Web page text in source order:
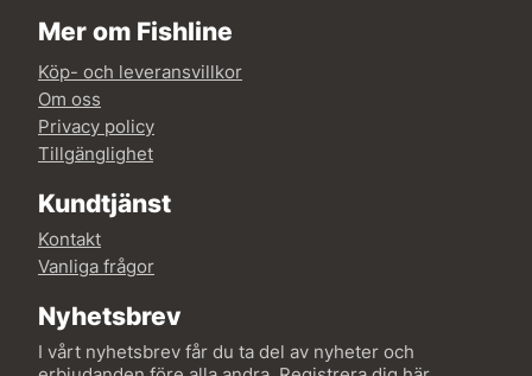
Mer om Fishline
Köp- och leveransvillkor
Om oss
Privacy policy
Tillgänglighet
Kundtjänst
Kontakt
Vanliga frågor
Nyhetsbrev
I vårt nyhetsbrev får du ta del av nyheter och